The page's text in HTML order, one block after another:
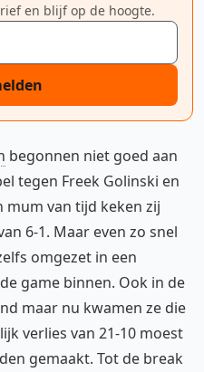
en blijf op de hoogte.
begonnen niet goed aan
tegen Freek Golinski en
mum van tijd keken zij
6-1. Maar even zo snel
omgezet in een
game binnen. Ook in de
maar nu kwamen ze die
verlies van 21-10 moest
gemaakt. Tot de break